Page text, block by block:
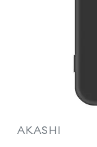
AKASHI